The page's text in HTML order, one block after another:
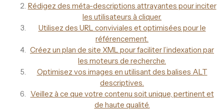
Rédigez des méta-descriptions attrayantes pour inciter
les utilisateurs à cliquer.
Utilisez des URL conviviales et optimisées pour le
référencement.
Créez un plan de site XML pour faciliter l’indexation par
les moteurs de recherche.
Optimisez vos images en utilisant des balises ALT
descriptives.
Veillez à ce que votre contenu soit unique, pertinent et
de haute qualité.